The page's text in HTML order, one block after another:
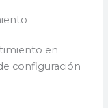
en
configuración